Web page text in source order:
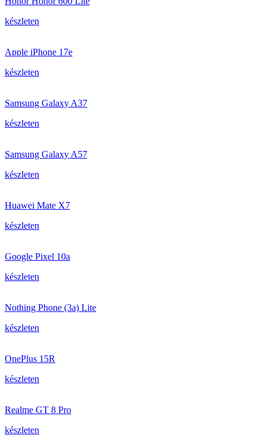
készleten
Apple iPhone 17e
készleten
Samsung Galaxy A37
készleten
Samsung Galaxy A57
készleten
Huawei Mate X7
készleten
Google Pixel 10a
készleten
Nothing Phone (3a) Lite
készleten
OnePlus 15R
készleten
Realme GT 8 Pro
készleten